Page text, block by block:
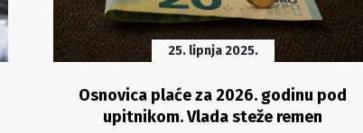
25. lipnja 2025.
Osnovica plaće za 2026. godinu pod
upitnikom. Vlada steže remen